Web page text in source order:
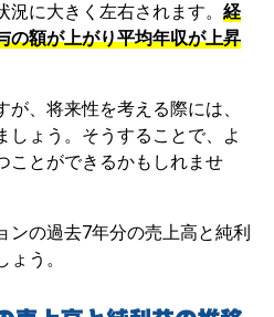
に大きく左右されます。 経
の額が上がり平均年収が上昇
、将来性を考える際には、
しょう。そうすることで、よ
ことができるかもしれませ
ンの過去7年分の売上高と純利
う。